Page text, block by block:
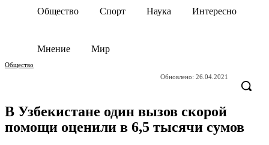
Общество Спорт Наука Интересно
Мнение Мир
Общество
Обновлено: 26.04.2021
В Узбекистане один вызов скорой
помощи оценили в 6,5 тысячи сумов